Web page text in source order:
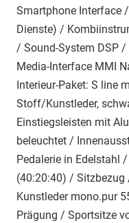
Smartphone Interface
Dienste) /
/ Sound-System DSP
Media-Interface MMI
Interieur-Paket: S line
Stoff/Kunstleder,
Einstiegsleisten mit
beleuchtet /
Pedalerie in Edelstahl
(40:20:40) /
Kunstleder mono.pur
Prägung / Sportsitze